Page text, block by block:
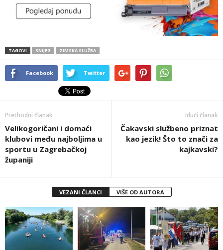
TAGOVI SNIJEG ZIMSKA SLUŽBA
Facebook Twitter
Prethodni članak
Velikogoričani i domaći
klubovi među najboljima u
sportu u Zagrebačkoj
županiji
Idući članak
Čakavski službeno priznat
kao jezik! Što to znači za
kajkavski?
VEZANI ČLANCI VIŠE OD AUTORA